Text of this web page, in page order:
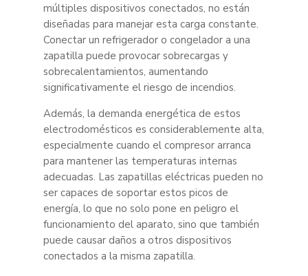
múltiples dispositivos conectados, no están
diseñadas para manejar esta carga constante.
Conectar un refrigerador o congelador a una
zapatilla puede provocar sobrecargas y
sobrecalentamientos, aumentando
significativamente el riesgo de incendios.
Además, la demanda energética de estos
electrodomésticos es considerablemente alta,
especialmente cuando el compresor arranca
para mantener las temperaturas internas
adecuadas. Las zapatillas eléctricas pueden no
ser capaces de soportar estos picos de
energía, lo que no solo pone en peligro el
funcionamiento del aparato, sino que también
puede causar daños a otros dispositivos
conectados a la misma zapatilla.